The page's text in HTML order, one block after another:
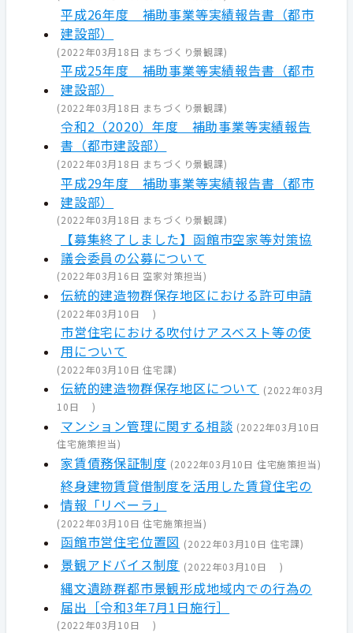
平成26年度 補助事業等実績報告書（都市
建設部）
(2022年03月18日 まちづくり景観課)
平成25年度 補助事業等実績報告書（都市
建設部）
(2022年03月18日 まちづくり景観課)
令和2（2020）年度 補助事業等実績報告
書（都市建設部）
(2022年03月18日 まちづくり景観課)
平成29年度 補助事業等実績報告書（都市
建設部）
(2022年03月18日 まちづくり景観課)
【募集終了しました】函館市空家等対策協
議会委員の公募について
(2022年03月16日 空家対策担当)
伝統的建造物群保存地区における許可申請
(2022年03月10日 )
市営住宅における吹付けアスベスト等の使
用について
(2022年03月10日 住宅課)
伝統的建造物群保存地区について (2022年03月
10日
)
マンション管理に関する相談 (2022年03月10日
住宅施策担当)
家賃債務保証制度 (2022年03月10日 住宅施策担当)
終身建物賃貸借制度を活用した賃貸住宅の
情報「リベーラ」
(2022年03月10日 住宅施策担当)
函館市営住宅位置図 (2022年03月10日 住宅課)
景観アドバイス制度 (2022年03月10日 )
縄文遺跡群都市景観形成地域内での行為の
届出［令和3年7月1日施行］
(2022年03月10日 )